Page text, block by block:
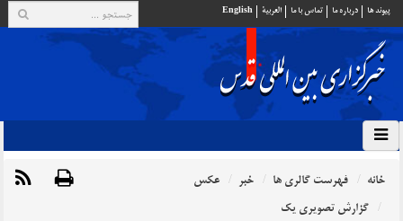
پيوند ها درباره ما تماس با ما العربية English
خانه فهرست گالری ها خبر
عکس
گزارش تصویری یک